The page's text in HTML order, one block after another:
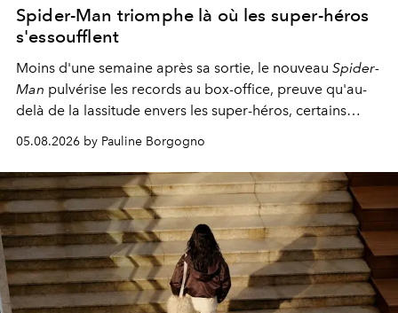
Spider-Man triomphe là où les super-héros
s'essoufflent
Moins d'une semaine après sa sortie, le nouveau Spider-
Man pulvérise les records au box-office, preuve qu'au-
delà de la lassitude envers les super-héros, certains
05.08.2026 by Pauline Borgogno